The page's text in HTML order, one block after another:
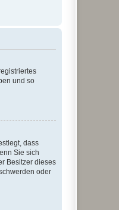
und so
dass
Sie sich
Besitzer dieses
oder